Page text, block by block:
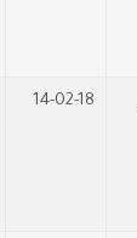
14-02-18